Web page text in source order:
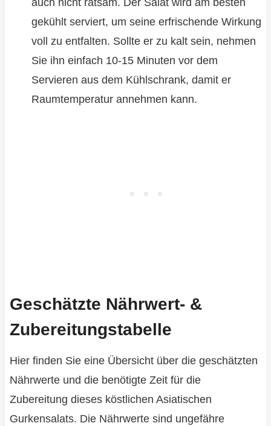
auch nicht ratsam. Der Salat wird am besten
gekühlt serviert, um seine erfrischende Wirkung
voll zu entfalten. Sollte er zu kalt sein, nehmen
Sie ihn einfach 10-15 Minuten vor dem
Servieren aus dem Kühlschrank, damit er
Raumtemperatur annehmen kann.
Geschätzte Nährwert- &
Zubereitungstabelle
Hier finden Sie eine Übersicht über die geschätzten
Nährwerte und die benötigte Zeit für die
Zubereitung dieses köstlichen Asiatischen
Gurkensalats. Die Nährwerte sind ungefähre